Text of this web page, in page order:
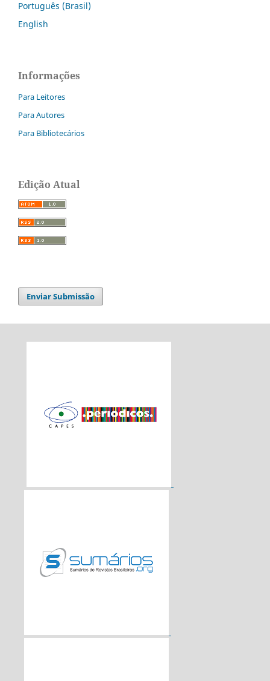
Português (Brasil)
English
Informações
Para Leitores
Para Autores
Para Bibliotecários
Edição Atual
Enviar Submissão